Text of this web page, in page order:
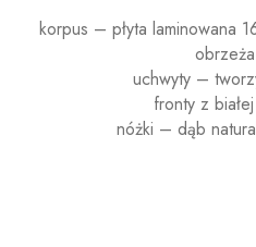
korpus – płyta laminowana
uchwyty –
fronty z
nóżki – dąb